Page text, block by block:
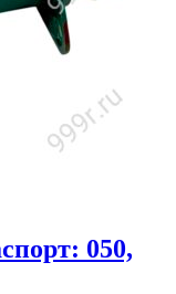
050,